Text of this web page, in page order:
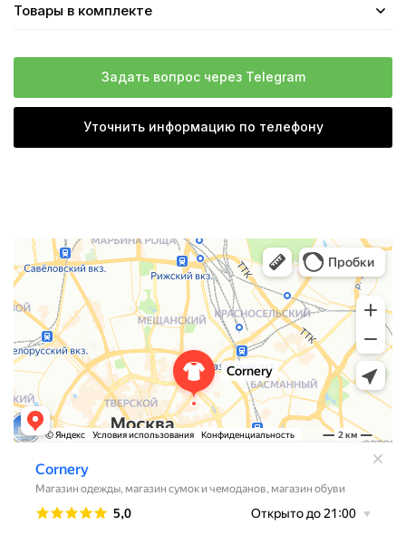
Товары в комплекте
Задать вопрос через Telegram
Уточнить информацию по телефону